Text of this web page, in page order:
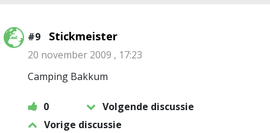
#9 Stickmeister
20 november 2009 , 17:23
Camping Bakkum
0
Volgende discussie
Vorige discussie